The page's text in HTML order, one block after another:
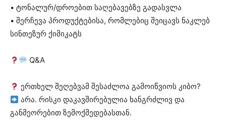
• ტონალურ/დროებით საღებავებზე გადასვლა
• შერჩევა პროდუქტებისა, რომლებიც შეიცავს ნაკლებ
სინთეზურ ქიმიკატს
Q&A
ერთხელ შეღებვამ შესაძლოა გამოიწვიოს კიბო?
არა. რისკი დაკავშირებულია ხანგრძლივ და
განმეორებით ზემოქმედებასთან.